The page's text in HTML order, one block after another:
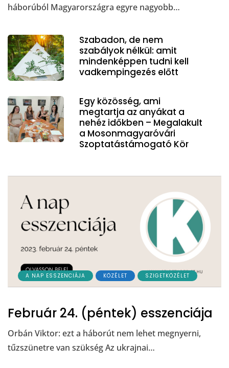
háborúból Magyarországra egyre nagyobb…
Szabadon, de nem
szabályok nélkül: amit
mindenképpen tudni kell
vadkempingezés előtt
Egy közösség, ami
megtartja az anyákat a
nehéz időkben – Megalakult
a Mosonmagyaróvári
Szoptatástámogató Kör
A NAP ESSZENCIÁJA KÖZÉLET SZIGETKÖZÉLET
Február 24. (péntek) esszenciája
Orbán Viktor: ezt a háborút nem lehet megnyerni,
tűzszünetre van szükség Az ukrajnai…